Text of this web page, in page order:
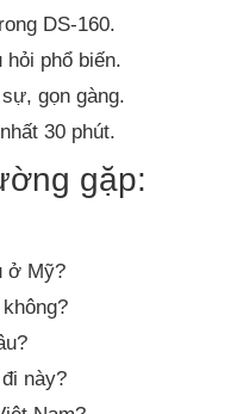
DS-160.
phổ biến.
gọn gàng.
30 phút.
gặp:
ở Mỹ?
này?